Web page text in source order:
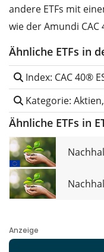
andere ETFs mit
wie der Amundi CAC
Ähnliche ETFs in
Index: CAC 40®
Kategorie:
Ähnliche ETFs in